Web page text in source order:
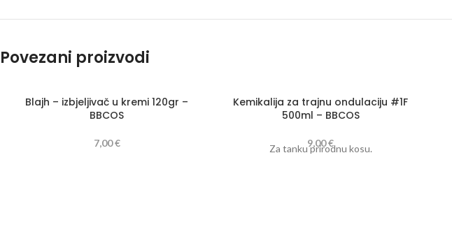
Povezani proizvodi
Blajh – izbjeljivač u kremi 120gr –
BBCOS
7,00€
Kemikalija za trajnu ondulaciju #1F
500ml – BBCOS
9,00€
Za tanku prirodnu kosu.